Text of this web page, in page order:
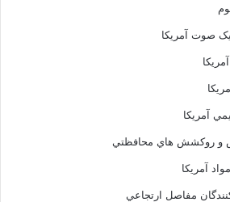
صوت آمريکا
آمريکا
و روکشش هاي محافظتي
آمريکا
مفاصل ارتجاعي